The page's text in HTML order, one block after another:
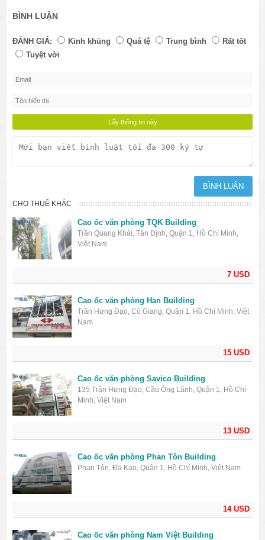
BÌNH LUẬN
ĐÁNH GIÁ: Kinh khủng Quá tệ Trung bình
Rất tốt
Tuyệt vời
CHO THUÊ KHÁC
7 USD
Cao ốc văn phòng TQK Building
Trần Quang Khải, Tân Định, Quận 1, Hồ Chí Minh,
Việt Nam
15 USD
Cao ốc văn phòng Han Building
Trần Hưng Đạo, Cô Giang, Quận 1, Hồ Chí Minh, Việt
Nam
13 USD
Cao ốc văn phòng Savico Building
135 Trần Hưng Đạo, Cầu Ông Lãnh, Quận 1, Hồ Chí
Minh, Việt Nam
14 USD
Cao ốc văn phòng Phan Tôn Building
Phan Tôn, Đa Kao, Quận 1, Hồ Chí Minh, Việt Nam
Cao ốc văn phòng Nam Việt Building